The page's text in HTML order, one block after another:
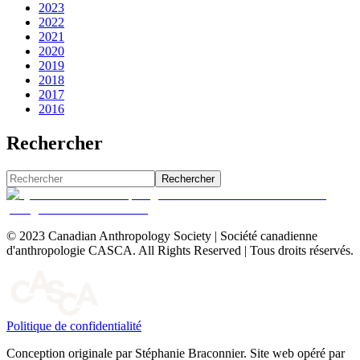
2023
2022
2021
2020
2019
2018
2017
2016
Rechercher
Rechercher
© 2023 Canadian Anthropology Society | Société canadienne
d'anthropologie CASCA. All Rights Reserved | Tous droits réservés.
Politique de confidentialité
Conception originale par Stéphanie Braconnier. Site web opéré par